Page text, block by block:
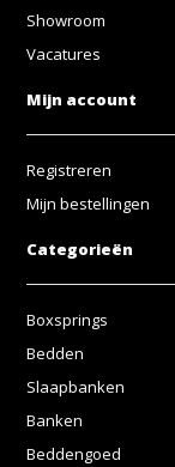
Showroom
Vacatures
Mijn account
Registreren
Mijn bestellingen
Categorieën
Boxsprings
Bedden
Slaapbanken
Banken
Beddengoed